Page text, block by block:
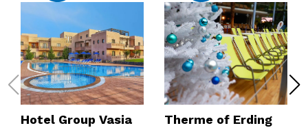
Hotel Group Vasia Therme of Erding